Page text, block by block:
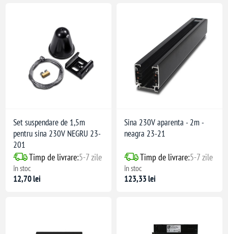
Set suspendare de 1,5m
pentru sina 230V NEGRU 23-
201
Timp de livrare:5-7 zile
în stoc
12,70 lei
Sina 230V aparenta - 2m -
neagra 23-21
Timp de livrare:5-7 zile
în stoc
123,33 lei